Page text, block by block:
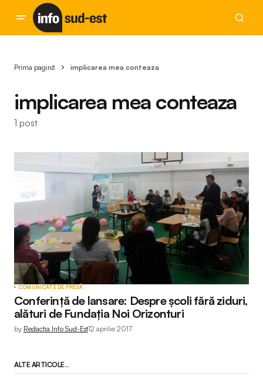
Prima pagină implicarea mea conteaza
implicarea mea conteaza
1 post
COMUNICATE DE PRESĂ
Conferință de lansare: Despre școli fără ziduri,
alături de Fundația Noi Orizonturi
by Redactia Info Sud-Est12 aprilie 2017
ALTE ARTICOLE...